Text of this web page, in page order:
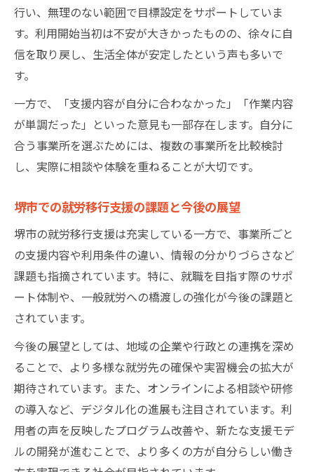
行い、無理のない範囲で目標設定をサポートしていま
す。利用開始当初は不安が大きかったものの、徐々に自
信を取り戻し、生活全体が安定したという声も多いで
す。
一方で、「支援内容が自分に合わなかった」「作業内容
が単調だった」といった意見も一部存在します。自分に
合う事業所を選ぶためには、複数の事業所を比較検討
し、実際に相談や体験を重ねることが大切です。
堺市での就労移行支援の課題と今後の展望
堺市の就労移行支援は充実している一方で、事業所ごと
の支援内容や利用条件の違い、情報の分かりづらさなど
課題も指摘されています。特に、就職を目指す際のサポ
ート体制や、一般就労への橋渡しの強化が今後の課題と
されています。
今後の展望としては、地域の企業や行政との連携を深め
ることで、より多様な就労先の確保や実習機会の拡大が
期待されています。また、オンラインによる相談や研修
の導入など、デジタル化の進展も注目されています。利
用者の声を反映したプログラム改善や、新たな支援モデ
ルの開発が進むことで、より多くの方が自分らしい働き